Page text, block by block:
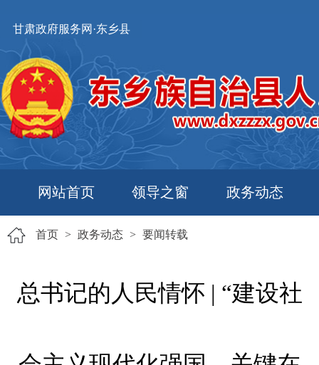
甘肃政府服务网·东乡县
网站首页 领导之窗 政务动态
首页 > 政务动态 > 要闻转载
总书记的人民情怀 | “建设社